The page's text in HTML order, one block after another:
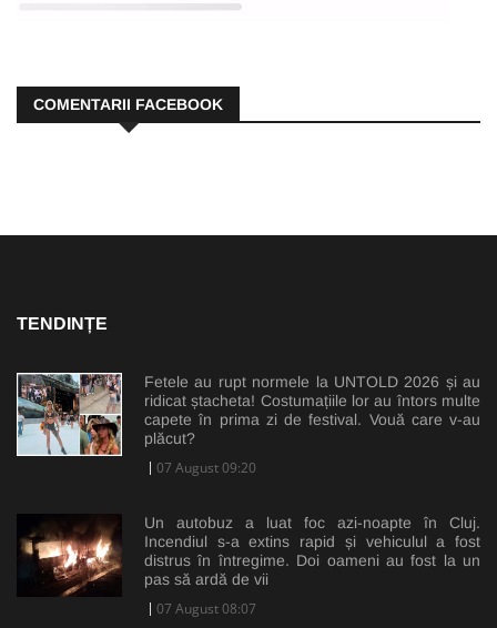
COMENTARII FACEBOOK
TENDINȚE
Fetele au rupt normele la UNTOLD 2026 și au
ridicat ștacheta! Costumațiile lor au întors multe
capete în prima zi de festival. Vouă care v-au
plăcut?
07 August 09:20
Un autobuz a luat foc azi-noapte în Cluj.
Incendiul s-a extins rapid și vehiculul a fost
distrus în întregime. Doi oameni au fost la un
pas să ardă de vii
07 August 08:07